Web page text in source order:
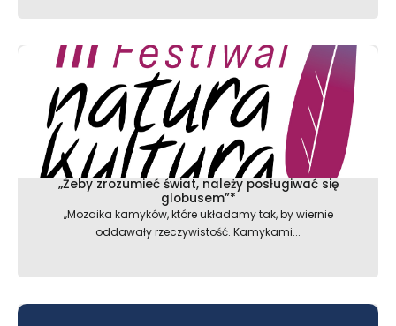
„Żeby zrozumieć świat, należy posługiwać się
globusem”*
„Mozaika kamyków, które układamy tak, by wiernie
oddawały rzeczywistość. Kamykami...